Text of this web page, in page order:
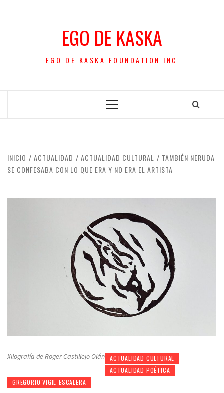
EGO DE KASKA
EGO DE KASKA FOUNDATION INC
Menú
INICIO ACTUALIDAD ACTUALIDAD CULTURAL
TAMBIÉN NERUDA
SE CONFESABA CON LO QUE ERA Y NO ERA EL ARTISTA
Xilografía de Roger Castillejo Olán ACTUALIDAD CULTURAL
ACTUALIDAD POÉTICA
GREGORIO VIGIL-ESCALERA